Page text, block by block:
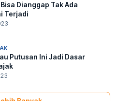
Dianggap Tak Ada
Terjadi
Putusan Ini Jadi Dasar